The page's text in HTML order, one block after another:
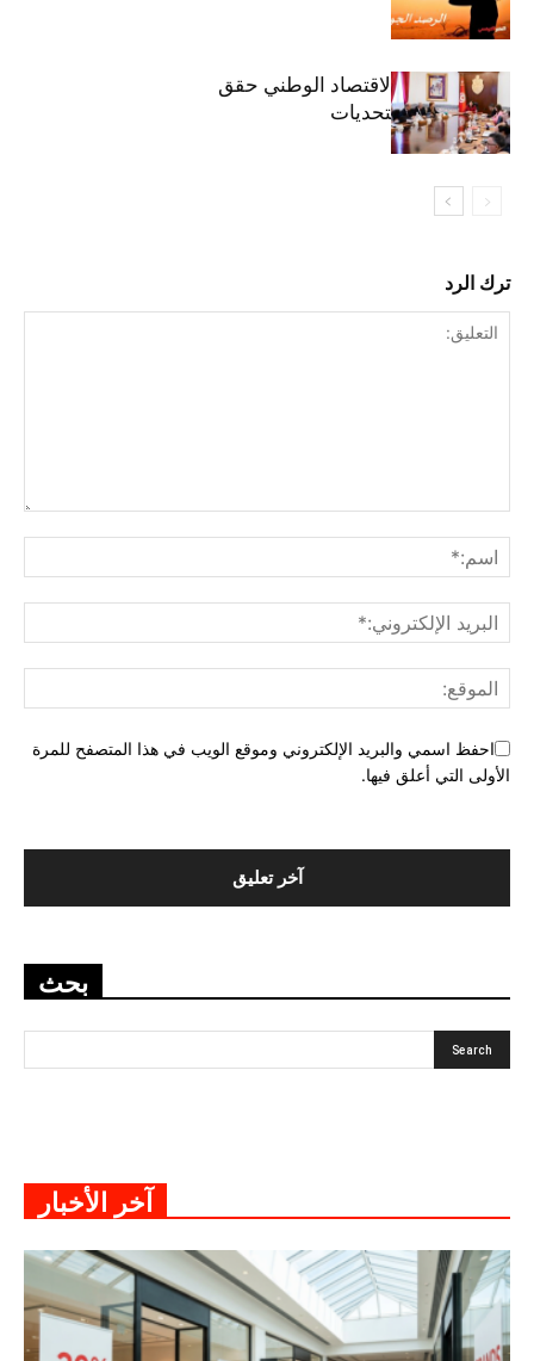
وزيرة المالية: الاقتصاد الوطني حقق
مكاسب رغم التحديات
ترك الرد
احفظ اسمي والبريد الإلكتروني وموقع الويب في هذا المتصفح للمرة
الأولى التي أعلق فيها.
بحث
آخر الأخبار